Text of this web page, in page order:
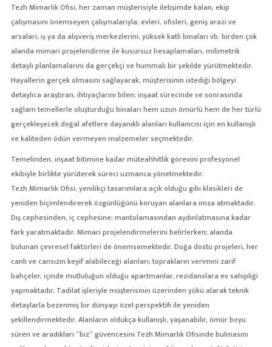
Tezh Mimarlık Ofisi, her zaman müşterisiyle iletişimde kalan, ekip
çalışmasını önemseyen çalışmalarıyla; evleri, ofisleri, geniş arazi ve
arsaları, iş ya da alışveriş merkezlerini, yüksek katlı binaları vb. birden çok
alanda mimari projelendirme ile kusursuz hesaplamaları, milimetrik
detaylı planlamalarını da gerçekçi ve hummalı bir şekilde yürütmektedir.
Hayallerin gerçek olmasını sağlayarak, müşterisinin istediği bölgeyi
detaylıca araştıran, ihtiyaçlarını bilen; inşaat sürecinde ve sonrasında
sağlam temellerle oluşturduğu binaları hem uzun ömürlü hem de her türlü
gerçekleşecek doğal afetlere dayanıklı alanları kullanıcısı için en kullanışlı
ve kaliteden ödün vermeyen malzemeler seçmektedir.
Temelinden, inşaat bitimine kadar müteahhitlik görevini profesyonel
ekibiyle birlikte yürüterek süreci uzmanca yönetmektedir.
Tezh Mimarlık Ofisi, yenilikçi tasarımlara açık olduğu gibi klasikleri de
yeniden biçimlendirerek özgünlüğünü koruyan alanlara imza atmaktadır.
Dış cephesinden, iç cephesine; mantolamasından aydınlatmasına kadar
fark yaratmaktadır. Mimari projelendirmelerini belirlerken; alanda
bulunan çevresel faktörleri de önemsemektedir. Doğa dostu projeleri, her
canlı ve cansızın keyif alabileceği alanları; toprakların verimini zarif
bahçeler, içinde mutluluğun olduğu apartmanlar, rezidanslara ev sahipliği
yapmaktadır. Tadilat işleriyle müşterisinin üzerinden yükü alarak teknik
detaylarla bezenmiş bir dünyayı özel perspektifi ile yeniden
şekillendirmektedir. Alanların oldukça kullanışlı, yaşanabilir, ömür boyu
süren ve aradıkları “biz” güvencesini Tezh Mimarlık Ofisinde bulmasını